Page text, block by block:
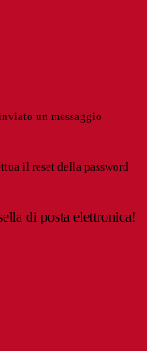
un messaggio
il reset della password
di posta elettronica!